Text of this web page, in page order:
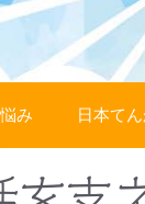
み 日本て